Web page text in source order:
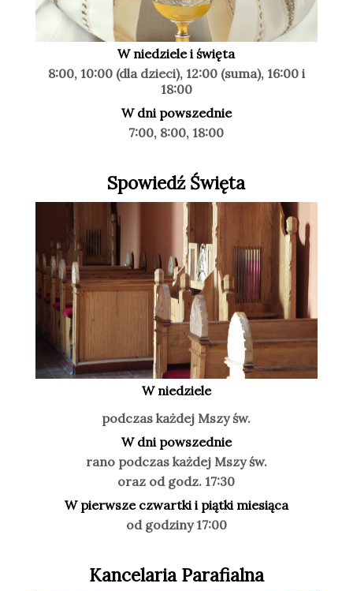
W niedziele i święta
8:00, 10:00 (dla dzieci), 12:00 (suma), 16:00 i
18:00
W dni powszednie
7:00, 8:00, 18:00
Spowiedź Święta
W niedziele
podczas każdej Mszy św.
W dni powszednie
rano podczas każdej Mszy św.
oraz od godz. 17:30
W pierwsze czwartki i piątki miesiąca
od godziny 17:00
Kancelaria Parafialna